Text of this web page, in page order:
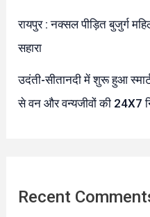
रायपुर : नक्सल पीड़ित बुजुर्ग
सहारा
उदंती-सीतानदी में शुरू हुआ
से वन और वन्यजीवों की 24X7
Recent